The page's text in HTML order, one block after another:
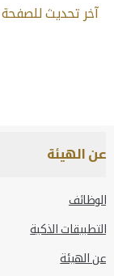
آخر تحديث للصفحة
عن الهيئة
الوظائف
التطبيقات الذكية
عن الهيئة